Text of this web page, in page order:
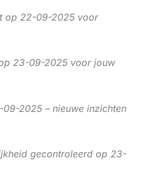
op 22-09-2025 voor
23-09-2025 voor jouw
2025 – nieuwe inzichten
gecontroleerd op 23-